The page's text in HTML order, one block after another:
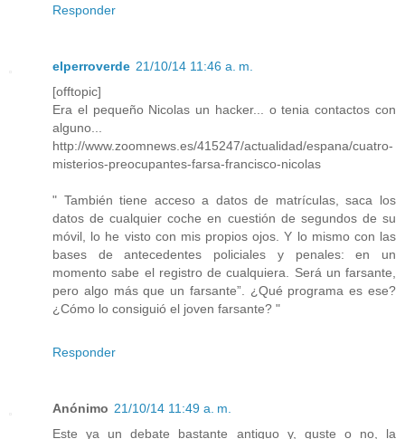
Responder
elperroverde 21/10/14 11:46 a. m.
[offtopic]
Era el pequeño Nicolas un hacker... o tenia contactos con
alguno...
http://www.zoomnews.es/415247/actualidad/espana/cuatro-
misterios-preocupantes-farsa-francisco-nicolas
" También tiene acceso a datos de matrículas, saca los
datos de cualquier coche en cuestión de segundos de su
móvil, lo he visto con mis propios ojos. Y lo mismo con las
bases de antecedentes policiales y penales: en un
momento sabe el registro de cualquiera. Será un farsante,
pero algo más que un farsante”. ¿Qué programa es ese?
¿Cómo lo consiguió el joven farsante? "
Responder
Anónimo 21/10/14 11:49 a. m.
Este ya un debate bastante antiguo y, guste o no, la